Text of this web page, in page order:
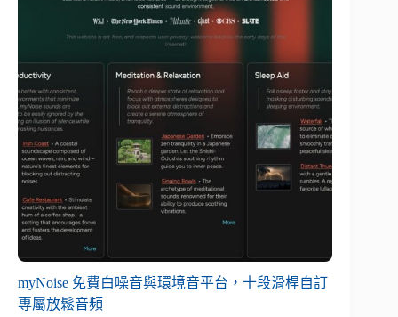
myNoise 免費白噪音與環境音平台，十段滑桿自訂
專屬放鬆音頻